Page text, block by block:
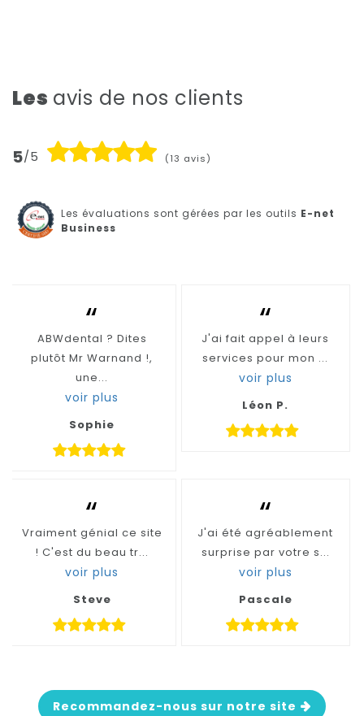
Les avis de nos clients
5/5 (13 avis)
Les évaluations sont gérées par les outils E-net
Business
“
ABWdental ? Dites
plutôt Mr Warnand !,
une...
voir plus
Sophie
“
J'ai fait appel à leurs
services pour mon ...
voir plus
Léon P.
“
Vraiment génial ce site
! C'est du beau tr...
voir plus
Steve
“
J'ai été agréablement
surprise par votre s...
voir plus
Pascale
Recommandez-nous sur notre site